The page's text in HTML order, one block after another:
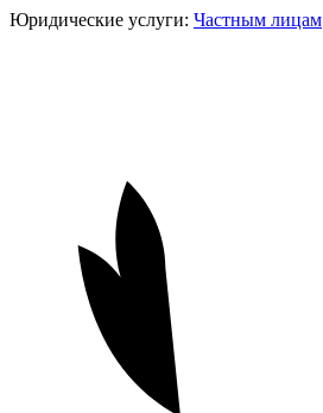
Юридические услуги: Частным лицам